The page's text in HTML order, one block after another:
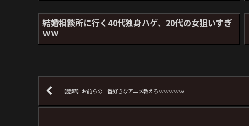
結婚相談所に行く40代独身ハゲ、20代の女狙いすぎ
ｗｗ
【話題】お前らの一番好きなアニメ教えろｗｗｗｗｗ